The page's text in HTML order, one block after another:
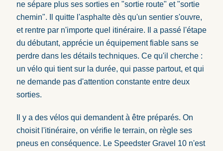
ne sépare plus ses sorties en "sortie route" et "sortie
chemin". Il quitte l'asphalte dès qu'un sentier s'ouvre,
et rentre par n'importe quel itinéraire. Il a passé l'étape
du débutant, apprécie un équipement fiable sans se
perdre dans les détails techniques. Ce qu'il cherche :
un vélo qui tient sur la durée, qui passe partout, et qui
ne demande pas d'attention constante entre deux
sorties.
Il y a des vélos qui demandent à être préparés. On
choisit l'itinéraire, on vérifie le terrain, on règle ses
pneus en conséquence. Le Speedster Gravel 10 n'est